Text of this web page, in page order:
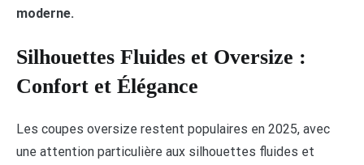
moderne.
Silhouettes Fluides et Oversize :
Confort et Élégance
Les coupes oversize restent populaires en 2025, avec
une attention particulière aux silhouettes fluides et